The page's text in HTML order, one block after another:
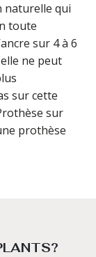
naturelle qui
toute
sur 4 à 6
ne peut
sur cette
sur
prothèse